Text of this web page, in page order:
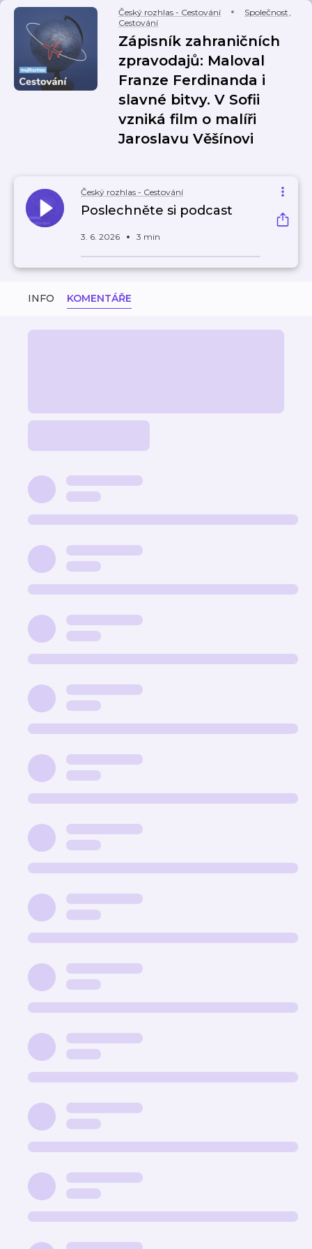
Český rozhlas - Cestování Společnost,
Cestování
Zápisník zahraničních
zpravodajů: Maloval
Franze Ferdinanda i
slavné bitvy. V Sofii
vzniká film o malíři
Jaroslavu Věšínovi
Český rozhlas - Cestování
Poslechněte si podcast
3. 6. 2026 3 min
INFO KOMENTÁŘE